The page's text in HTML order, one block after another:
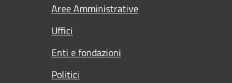
Aree Amministrative
Uffici
Enti e fondazioni
Politici